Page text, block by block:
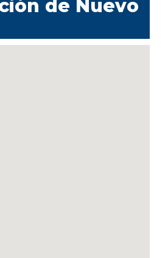
de Nuevo